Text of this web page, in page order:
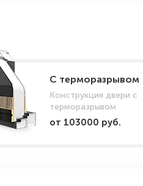
C терморазрывом
Конструкция двери с
терморазрывом
от 103000 руб.